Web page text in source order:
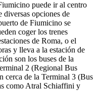
puede ir al centro
diversas opciones de
de Fiumicino se
coger los trenes
de Roma, o el
y lleva a la estación de
son los buses de la
2 (Regional Bus
cerca de la Terminal 3 (Bus
como Atral Schiaffini y